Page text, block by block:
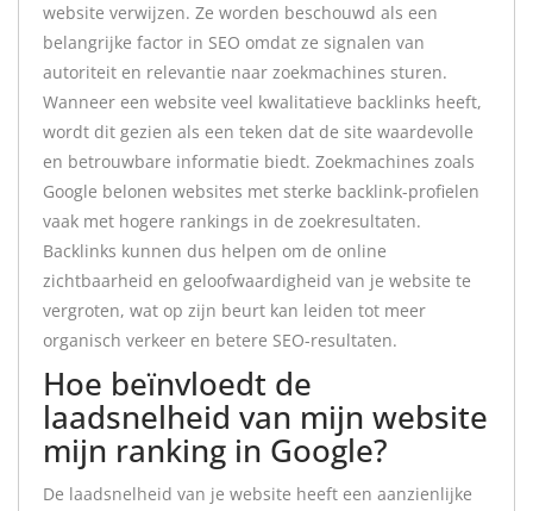
website verwijzen. Ze worden beschouwd als een
belangrijke factor in SEO omdat ze signalen van
autoriteit en relevantie naar zoekmachines sturen.
Wanneer een website veel kwalitatieve backlinks heeft,
wordt dit gezien als een teken dat de site waardevolle
en betrouwbare informatie biedt. Zoekmachines zoals
Google belonen websites met sterke backlink-profielen
vaak met hogere rankings in de zoekresultaten.
Backlinks kunnen dus helpen om de online
zichtbaarheid en geloofwaardigheid van je website te
vergroten, wat op zijn beurt kan leiden tot meer
organisch verkeer en betere SEO-resultaten.
Hoe beïnvloedt de
laadsnelheid van mijn website
mijn ranking in Google?
De laadsnelheid van je website heeft een aanzienlijke